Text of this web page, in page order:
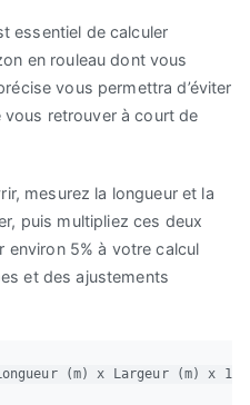
essentiel de calculer
en rouleau dont vous
vous permettra d’éviter
vous retrouver à court de
mesurez la longueur et la
puis multipliez ces deux
environ 5% à votre calcul
et des ajustements
(m) x Largeur (m) x